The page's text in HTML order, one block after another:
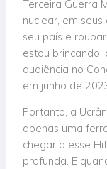
Terceira Guerra
nuclear, em
seu país e
estou
audiência no
em junho de
Portanto, a
apenas uma
chegar a esse
profunda. E